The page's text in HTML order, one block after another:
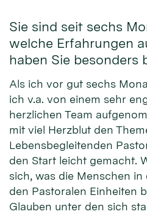
Sie sind seit sechs
welche Erfahrungen
haben Sie besonders
Als ich vor gut sechs
ich v.a. von einem sehr
herzlichen Team
mit viel Herzblut den
Lebensbegleitenden
den Start leicht gemacht.
sich, was die Menschen
den Pastoralen Einheiten
Glauben unter den sich